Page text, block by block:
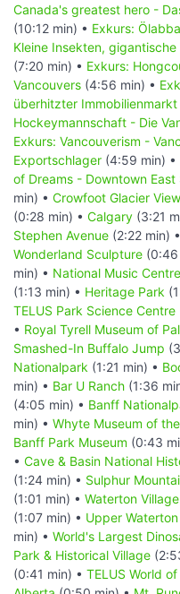
Canada's greatest hero -
(10:12 min) • Exkurs:
Kleine Insekten,
(7:20 min) • Exkurs:
Vancouvers (4:56 min) •
überhitzter Immobilienmarkt
Hockeymannschaft - Die
Exkurs: Vancouverism -
Exportschlager (4:59 min) •
of Dreams - Downtown East
min) • Crowfoot Glacier
(0:28 min) • Calgary (3:21
Stephen Avenue (2:22 min) •
Wonderland Sculpture (0:46
min) • National Music Centre
(1:13 min) • Heritage Park
TELUS Park Science Centre
• Royal Tyrell Museum of
Smashed-In Buffalo Jump
Nationalpark (1:21 min) •
min) • Bar U Ranch (1:36
(4:05 min) • Banff
min) • Whyte Museum of
Banff Park Museum (0:43
• Cave & Basin National
(1:24 min) • Sulphur
(1:01 min) • Waterton Village
(1:07 min) • Upper
min) • World's Largest
Park & Historical Village
(0:41 min) • TELUS World